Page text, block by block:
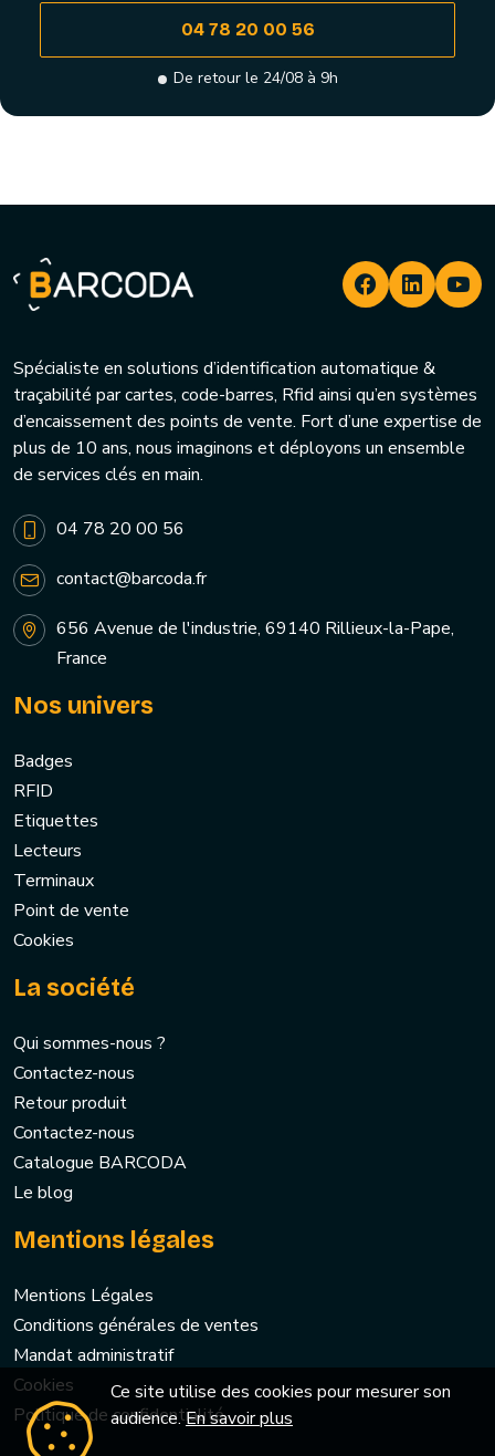
04 78 20 00 56
De retour le 24/08 à 9h
Spécialiste en solutions d’identification automatique &
traçabilité par cartes, code-barres, Rfid ainsi qu’en systèmes
d’encaissement des points de vente. Fort d’une expertise de
plus de 10 ans, nous imaginons et déployons un ensemble
de services clés en main.
04 78 20 00 56
contact@barcoda.fr
656 Avenue de l'industrie, 69140 Rillieux-la-Pape,
France
Nos univers
Badges
RFID
Etiquettes
Lecteurs
Terminaux
Point de vente
Cookies
La société
Qui sommes-nous ?
Contactez-nous
Retour produit
Contactez-nous
Catalogue BARCODA
Le blog
Mentions légales
Mentions Légales
Conditions générales de ventes
Mandat administratif
Cookies
Politique de confidentialité
Ce site utilise des cookies pour mesurer son
audience.En savoir plus